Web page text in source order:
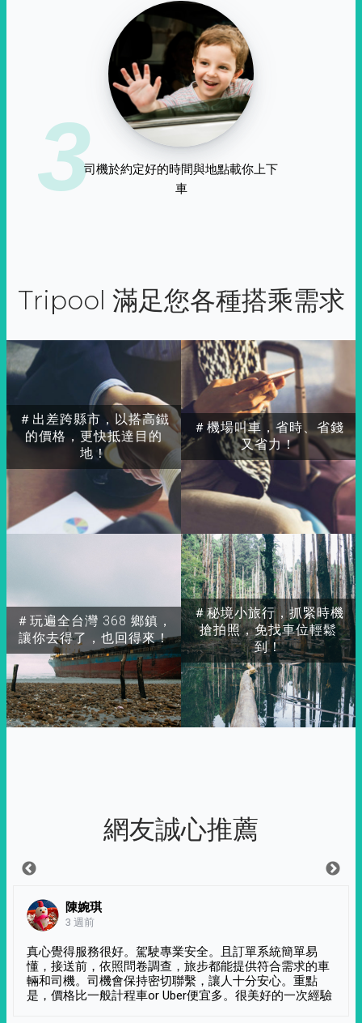
3司機於約定好的時間與地點載你上下
車
Tripool 滿足您各種搭乘需求
＃出差跨縣市，以搭高鐵
的價格，更快抵達目的
地！
＃玩遍全台灣 368 鄉鎮，
讓你去得了，也回得來！
＃秘境小旅行，抓緊時機
搶拍照，免找車位輕鬆
到！
＃機場叫車，省時、省錢
又省力！
網友誠心推薦
陳婉琪
3 週前
真心覺得服務很好。駕駛專業安全。且訂單系統簡單易
懂，接送前，依照問卷調查，旅步都能提供符合需求的車
輛和司機。司機會保持密切聯繫，讓人十分安心。重點
是，價格比一般計程車or Uber便宜多。很美好的一次經驗